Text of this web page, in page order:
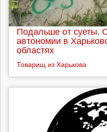
Подальше от суеты.
автономии в
областях
Товарищ из Харькова